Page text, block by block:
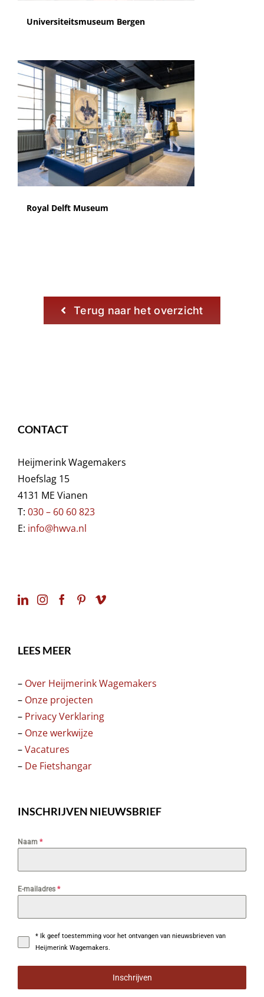
Universiteitsmuseum Bergen
Royal Delft Museum
Terug naar het overzicht
CONTACT
Heijmerink Wagemakers
Hoefslag 15
4131 ME Vianen
T: 030 – 60 60 823
E: info@hwva.nl
LEES MEER
– Over Heijmerink Wagemakers
– Onze projecten
– Privacy Verklaring
– Onze werkwijze
–Vacatures
– De Fietshangar
INSCHRIJVEN NIEUWSBRIEF
Naam *
E-mailadres *
* Ik geef toestemming voor het ontvangen van nieuwsbrieven van
Heijmerink Wagemakers.
Inschrijven